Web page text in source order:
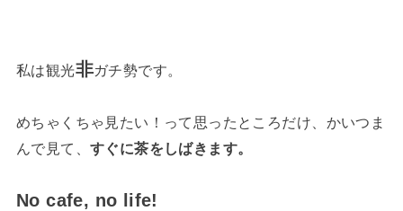
私は観光非ガチ勢です。
めちゃくちゃ見たい！って思ったところだけ、かいつま
んで見て、 すぐに茶をしばきます。
No cafe, no life!